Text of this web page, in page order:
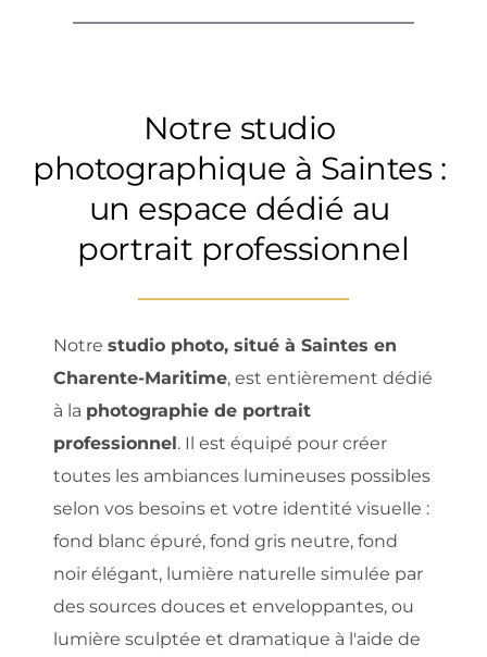
Notre studio
photographique à Saintes :
un espace dédié au
portrait professionnel
Notre studio photo, situé à Saintes en
Charente-Maritime, est entièrement dédié
à la photographie de portrait
professionnel . Il est équipé pour créer
toutes les ambiances lumineuses possibles
selon vos besoins et votre identité visuelle :
fond blanc épuré, fond gris neutre, fond
noir élégant, lumière naturelle simulée par
des sources douces et enveloppantes, ou
lumière sculptée et dramatique à l'aide de